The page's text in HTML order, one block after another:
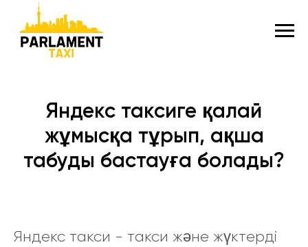
Яндекс таксиге қалай
жұмысқа тұрып, ақша
табуды бастауға болады?
Яндекс такси - такси және жүктерді